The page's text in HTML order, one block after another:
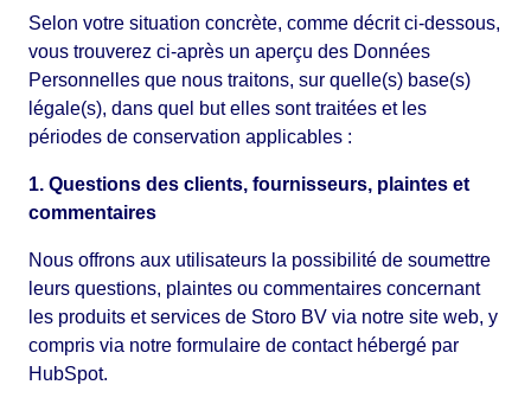
Selon votre situation concrète, comme décrit ci-dessous,
vous trouverez ci-après un aperçu des Données
Personnelles que nous traitons, sur quelle(s) base(s)
légale(s), dans quel but elles sont traitées et les
périodes de conservation applicables :
1. Questions des clients, fournisseurs, plaintes et
commentaires
Nous offrons aux utilisateurs la possibilité de soumettre
leurs questions, plaintes ou commentaires concernant
les produits et services de Storo BV via notre site web, y
compris via notre formulaire de contact hébergé par
HubSpot.